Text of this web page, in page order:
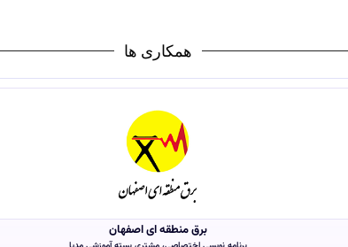
همکاری ها
برق منطقه ای اصفهان